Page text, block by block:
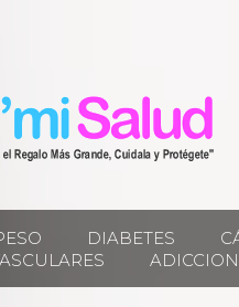
DIABETES